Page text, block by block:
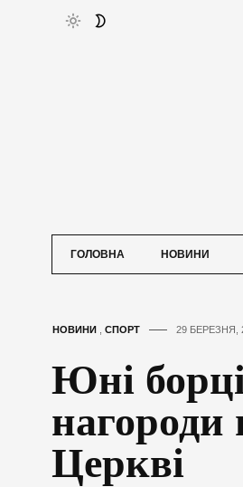
ГОЛОВНА НОВИНИ
НОВИНИ СПОРТ 29 БЕРЕЗНЯ,
Юні
нагороди
Церкві